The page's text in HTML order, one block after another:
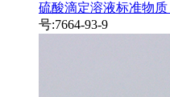
硫酸滴定溶液标准物质
号:7664-93-9